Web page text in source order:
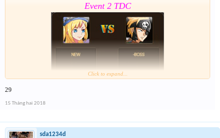
Event 2 TDC
Nay là cả event hôm qua lun nên mỗi giải sẽ có 2 lần
nhé . Tổng 6 slot trúng cho event cuối cùng của năm
Click to expand...
29
15 Tháng hai 2018
sda1234d